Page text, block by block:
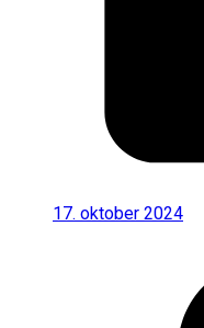
17. oktober 2024